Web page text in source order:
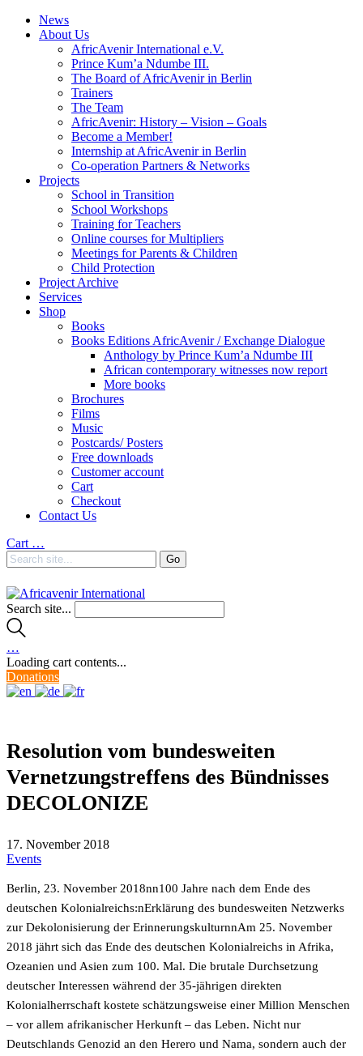
News
About Us
AfricAvenir International e.V.
Prince Kum’a Ndumbe III.
The Board of AfricAvenir in Berlin
Trainers
The Team
AfricAvenir: History – Vision – Goals
Become a Member!
Internship at AfricAvenir in Berlin
Co-operation Partners & Networks
Projects
School in Transition
School Workshops
Training for Teachers
Online courses for Multipliers
Meetings for Parents & Children
Child Protection
Project Archive
Services
Shop
Books
Books Editions AfricAvenir / Exchange Dialogue
Anthology by Prince Kum’a Ndumbe III
African contemporary witnesses now report
More books
Brochures
Films
Music
Postcards/ Posters
Free downloads
Customer account
Cart
Checkout
Contact Us
Cart …
Search site...
…
Loading cart contents...
Donations
Resolution vom bundesweiten
Vernetzungstreffens des Bündnisses
DECOLONIZE
17. November 2018
Events
Berlin, 23. November 2018nn100 Jahre nach dem Ende des
deutschen Kolonialreichs:nErklärung des bundesweiten Netzwerks
zur Dekolonisierung der ErinnerungskulturnnAm 25. November
2018 jährt sich das Ende des deutschen Kolonialreichs in Afrika,
Ozeanien und Asien zum 100. Mal. Die brutale Durchsetzung
deutscher Interessen während der 35-jährigen direkten
Kolonialherrschaft kostete schätzungsweise einer Million Menschen
– vor allem afrikanischer Herkunft – das Leben. Nicht nur
Deutschlands Genozid an den Herero und Nama, sondern auch der